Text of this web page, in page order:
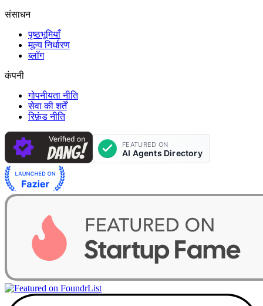
संसाधन
पृष्ठभूमियाँ
मूल्य निर्धारण
ब्लॉग
कंपनी
गोपनीयता नीति
सेवा की शर्तें
रिफ़ंड नीति